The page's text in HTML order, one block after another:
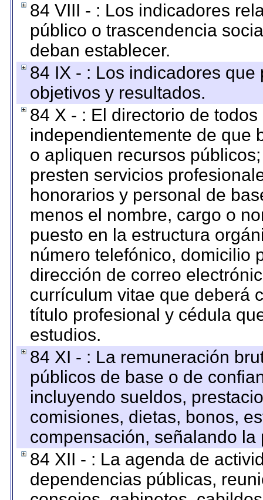
84 VIII - : Los indicadores
público o trascendencia
deban establecer.
84 IX - : Los indicadores
objetivos y resultados.
84 X - : El directorio de
independientemente de que
o apliquen recursos
presten servicios
honorarios y personal de
menos el nombre, cargo o
puesto en la estructura
número telefónico, domicilio
dirección de correo
currículum vitae que deberá
título profesional y cédula
estudios.
84 XI - : La remuneración
públicos de base o de
incluyendo sueldos,
comisiones, dietas, bonos,
compensación, señalando
84 XII - : La agenda de
dependencias públicas,